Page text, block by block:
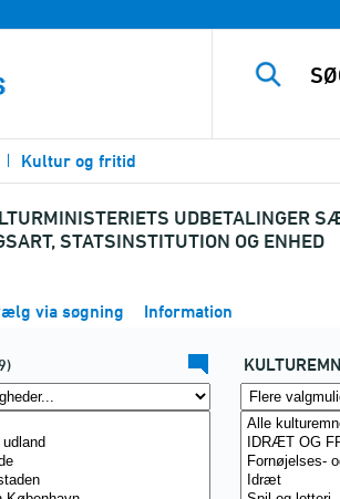
Kultur og fritid
UDBETALINGER
STATSINSTITUTION OG ENHED
via søgning Information